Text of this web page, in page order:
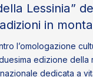
Lessinia”
in
l’omologazione
edizione della
dedicata a